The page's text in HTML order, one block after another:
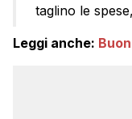
taglino le
Leggi anche: